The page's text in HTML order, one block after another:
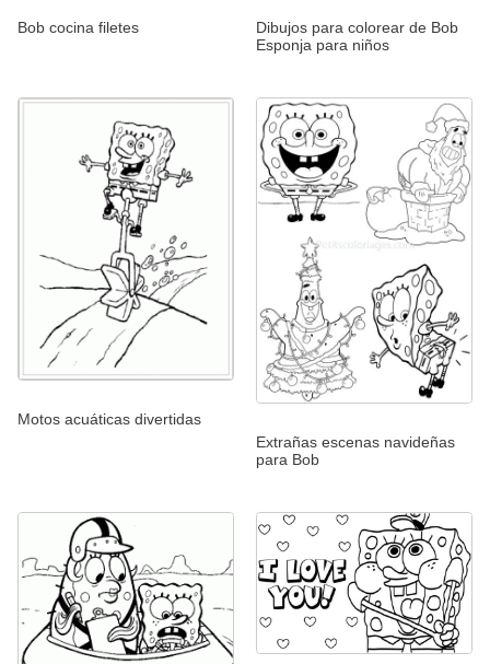
Bob cocina filetes
Dibujos para colorear de Bob
Esponja para niños
Motos acuáticas divertidas
Extrañas escenas navideñas
para Bob